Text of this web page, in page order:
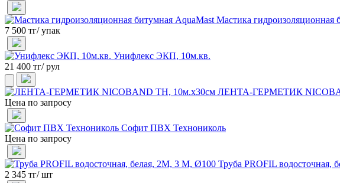
Мастика гидроизоляционная
7 500 тг/ упак
Унифлекс ЭКП, 10м.кв.
21 400 тг/ рул
ЛЕНТА-ГЕРМЕТИК
Цена по запросу
Софит ПВХ Технониколь
Цена по запросу
Труба PROFIL водосточная,
2 345 тг/ шт